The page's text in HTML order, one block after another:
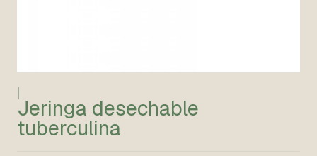
Jeringa desechable
tuberculina